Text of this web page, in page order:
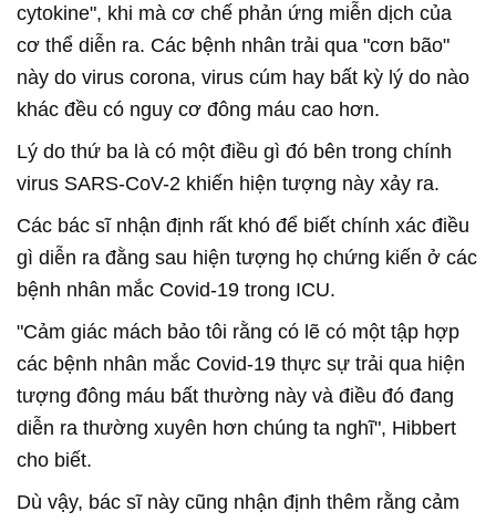
cytokine", khi mà cơ chế phản ứng miễn dịch của
cơ thể diễn ra. Các bệnh nhân trải qua "cơn bão"
này do virus corona, virus cúm hay bất kỳ lý do nào
khác đều có nguy cơ đông máu cao hơn.
Lý do thứ ba là có một điều gì đó bên trong chính
virus SARS-CoV-2 khiến hiện tượng này xảy ra.
Các bác sĩ nhận định rất khó để biết chính xác điều
gì diễn ra đằng sau hiện tượng họ chứng kiến ở các
bệnh nhân mắc Covid-19 trong ICU.
"Cảm giác mách bảo tôi rằng có lẽ có một tập hợp
các bệnh nhân mắc Covid-19 thực sự trải qua hiện
tượng đông máu bất thường này và điều đó đang
diễn ra thường xuyên hơn chúng ta nghĩ", Hibbert
cho biết.
Dù vậy, bác sĩ này cũng nhận định thêm rằng cảm